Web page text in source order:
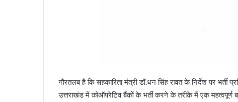
गौरतलब है कि सहकारिता मंत्री डॉ.धन सिंह रावत के निर्देश पर भर्ती
उत्तराखंड में कोऑपरेटिव बैंकों के भर्ती करने के तरीके में एक महत्वपूर्ण